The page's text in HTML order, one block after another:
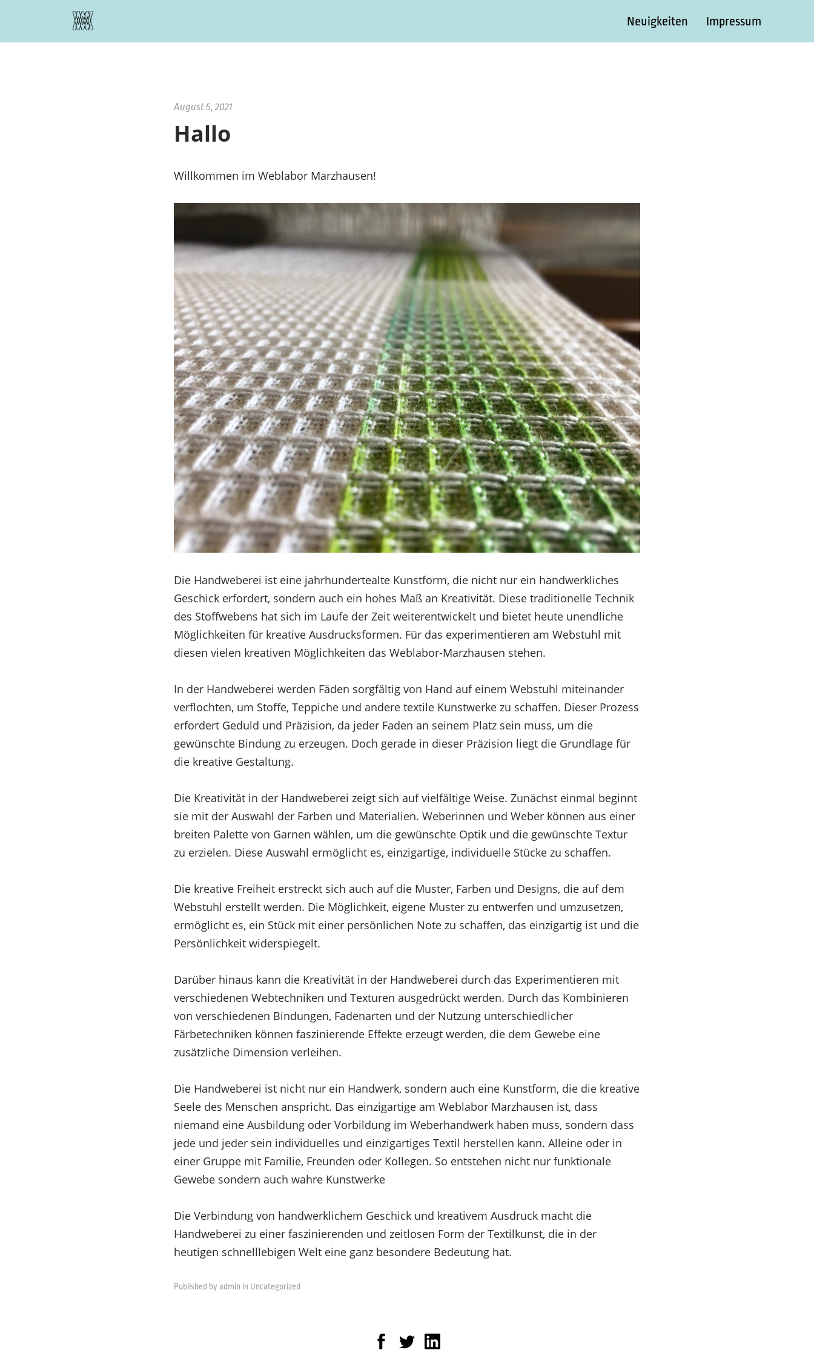
Zustimmung verwalten
Um dir ein optimales Erlebnis zu bieten, verwenden wir Technologien wie Cookies, um Geräteinformationen zu speichern und/oder darauf zuzugreifen. Wenn
du diesen Technologien zustimmst, können wir Daten wie das Surfverhalten oder eindeutige IDs auf dieser Website verarbeiten. Wenn du deine Zustimmung
nicht erteilst oder zurückziehst, können bestimmte Merkmale und Funktionen beeinträchtigt werden.
Neuigkeiten Impressum
August 5, 2021
Hallo
Willkommen im Weblabor Marzhausen!
Die Handweberei ist eine jahrhundertealte Kunstform, die nicht nur ein handwerkliches
Geschick erfordert, sondern auch ein hohes Maß an Kreativität. Diese traditionelle Technik
des Stoffwebens hat sich im Laufe der Zeit weiterentwickelt und bietet heute unendliche
Möglichkeiten für kreative Ausdrucksformen. Für das experimentieren am Webstuhl mit
diesen vielen kreativen Möglichkeiten das Weblabor-Marzhausen stehen.
In der Handweberei werden Fäden sorgfältig von Hand auf einem Webstuhl miteinander
verflochten, um Stoffe, Teppiche und andere textile Kunstwerke zu schaffen. Dieser Prozess
erfordert Geduld und Präzision, da jeder Faden an seinem Platz sein muss, um die
gewünschte Bindung zu erzeugen. Doch gerade in dieser Präzision liegt die Grundlage für
die kreative Gestaltung.
Die Kreativität in der Handweberei zeigt sich auf vielfältige Weise. Zunächst einmal beginnt
sie mit der Auswahl der Farben und Materialien. Weberinnen und Weber können aus einer
breiten Palette von Garnen wählen, um die gewünschte Optik und die gewünschte Textur
zu erzielen. Diese Auswahl ermöglicht es, einzigartige, individuelle Stücke zu schaffen.
Die kreative Freiheit erstreckt sich auch auf die Muster, Farben und Designs, die auf dem
Webstuhl erstellt werden. Die Möglichkeit, eigene Muster zu entwerfen und umzusetzen,
ermöglicht es, ein Stück mit einer persönlichen Note zu schaffen, das einzigartig ist und die
Persönlichkeit widerspiegelt.
Darüber hinaus kann die Kreativität in der Handweberei durch das Experimentieren mit
verschiedenen Webtechniken und Texturen ausgedrückt werden. Durch das Kombinieren
von verschiedenen Bindungen, Fadenarten und der Nutzung unterschiedlicher
Färbetechniken können faszinierende Effekte erzeugt werden, die dem Gewebe eine
zusätzliche Dimension verleihen.
Die Handweberei ist nicht nur ein Handwerk, sondern auch eine Kunstform, die die kreative
Seele des Menschen anspricht. Das einzigartige am Weblabor Marzhausen ist, dass
niemand eine Ausbildung oder Vorbildung im Weberhandwerk haben muss, sondern dass
jede und jeder sein individuelles und einzigartiges Textil herstellen kann. Alleine oder in
einer Gruppe mit Familie, Freunden oder Kollegen. So entstehen nicht nur funktionale
Gewebe sondern auch wahre Kunstwerke
Die Verbindung von handwerklichem Geschick und kreativem Ausdruck macht die
Handweberei zu einer faszinierenden und zeitlosen Form der Textilkunst, die in der
heutigen schnelllebigen Welt eine ganz besondere Bedeutung hat.
Published by admin in Uncategorized